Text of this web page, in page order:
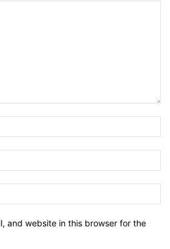
and website in this browser for the